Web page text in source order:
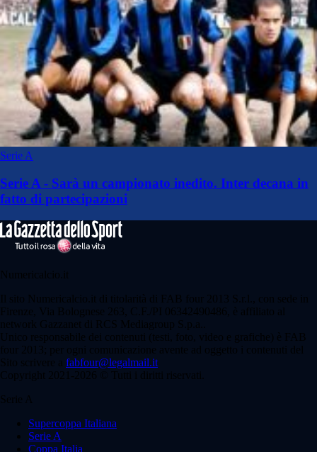
Serie A
Serie A - Sarà un campionato inedito. Inter decana in
fatto di partecipazioni
Numericalcio.it
Il sito Numericalcio.it di titolarità di FAB four 2013 S.r.l., con sede in
Firenze, Via Bolognese 263, C.F./PI 06342490486, è affiliato al
network Gazzanet di RCS Mediagroup S.p.a..
Unico responsabile dei contenuti (testi, foto, video e grafiche) è FAB
four 2013; per ogni comunicazione avente ad oggetto i contenuti del
Sito scrivere a fabfour@legalmail.it
Copyright 2021-2026 © Tutti i diritti riservati.
Serie A
Supercoppa Italiana
Serie A
Coppa Italia